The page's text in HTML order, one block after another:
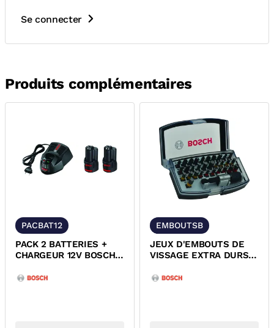
Se connecter
Produits complémentaires
PACBAT12
PACK 2 BATTERIES +
CHARGEUR 12V BOSCH
EMBOUTSB
JEUX D'EMBOUTS DE
VISSAGE EXTRA DURS
BOSCH